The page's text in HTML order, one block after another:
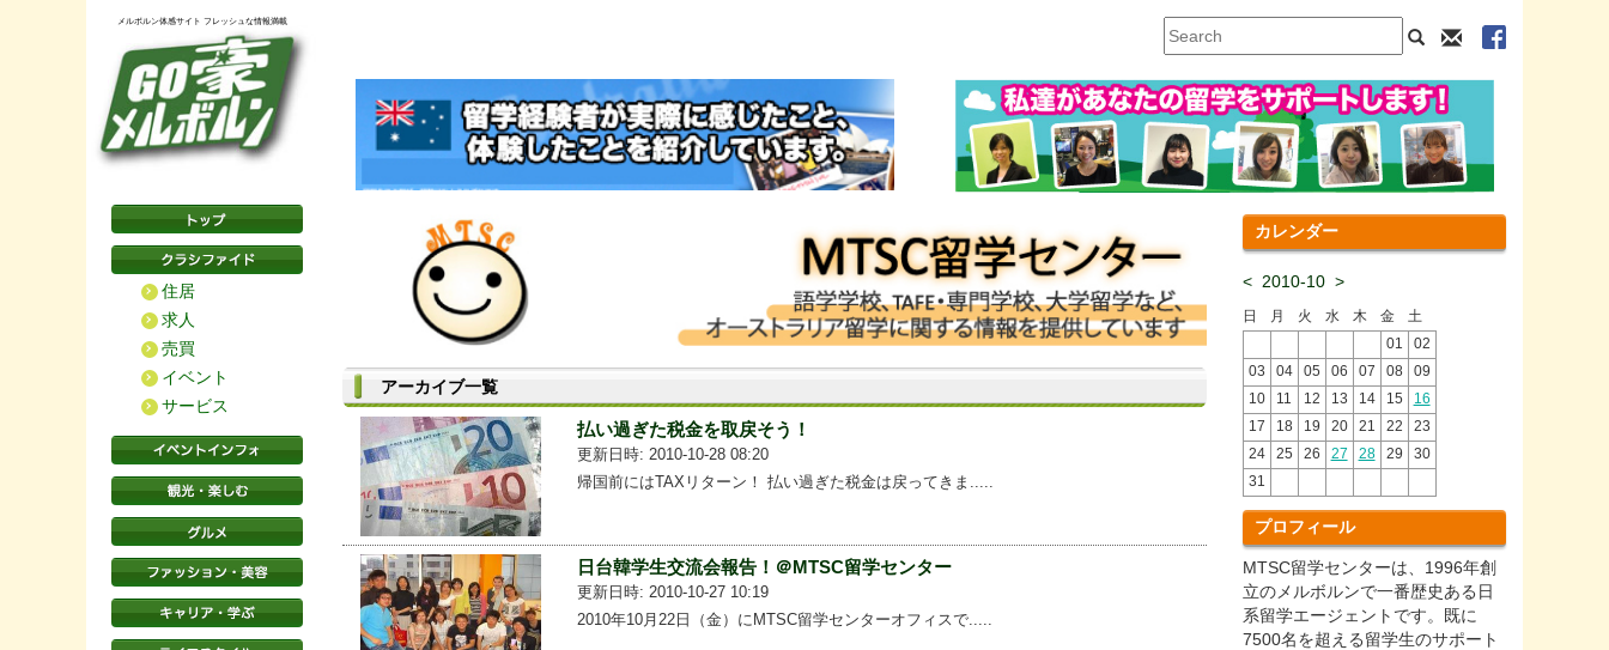
メルボルン体感サイト フレッシュな情報満載
住居
求人
売買
イベント
サービス
アーカイブ一覧
払い過ぎた税金を取戻そう！
更新日時: 2010-10-28 08:20
帰国前にはTAXリターン！ 払い過ぎた税金は戻ってきま.....
日台韓学生交流会報告！＠MTSC留学センター
更新日時: 2010-10-27 10:19
2010年10月22日（金）にMTSC留学センターオフィスで.....
カレンダー
< 2010-10 >
日 月 火 水 木 金
土
01
02
03
04 05 06 07 08
09
10
11 12 13 14 15
16
17
18 19 20 21 22
23
24
25 26 27 28 29
30
31
プロフィール
MTSC留学センターは、1996年創
立のメルボルンで一番歴史ある日
系留学エージェントです。既に
7500名を超える留学生のサポート